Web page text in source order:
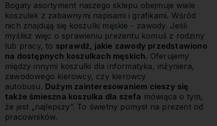
Bogaty asortyment naszego sklepu obejmuje wiele
koszulek z zabawnymi napisami i grafikami. Wśród
nich znajdują się koszulki męskie - zawody. Jeśli
myślisz więc o sprawieniu prezentu komuś z rodziny
lub pracy, to sprawdź, jakie zawody przedstawiono
na dostępnych koszulkach męskich. Oferujemy
między innymi koszulki dla informatyka, inżyniera,
zawodowego kierowcy, czy kierowcy
autobusu. Dużym zainteresowaniem cieszy się
także śmieszna koszulka dla szefa mówiąca o tym,
że jest „najlepszy”. To świetny pomysł na prezent od
pracowników.